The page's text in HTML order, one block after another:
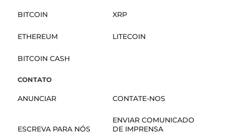
BITCOIN XRP
ETHEREUM LITECOIN
BITCOIN CASH
CONTATO
ANUNCIAR CONTATE-NOS
ESCREVA PARA NÓS
ENVIAR COMUNICADO
DE IMPRENSA